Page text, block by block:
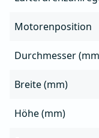
Motorenposition
Durchmesser
Breite (mm)
Höhe (mm)